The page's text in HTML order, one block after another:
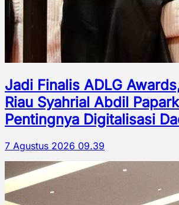
Jadi Finalis ADLG
Riau Syahrial Abdil
Pentingnya Digitalisasi
7 Agustus 2026 09.39